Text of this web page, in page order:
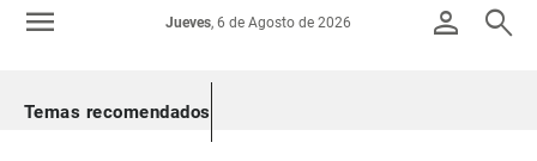
Colombia
person search
Jueves, 6 de Agosto de 2026
menu
Temas recomendados